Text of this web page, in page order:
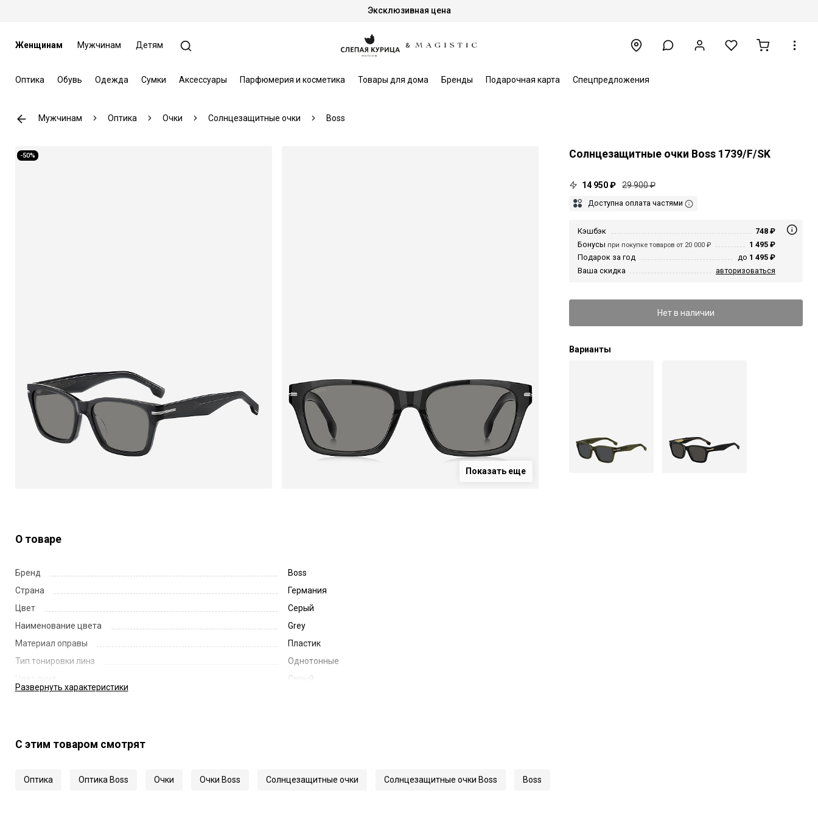
Эксклюзивная цена
Женщинам Мужчинам Детям
Оптика Обувь Одежда Сумки Аксессуары Парфюмерия и косметика Товары для дома Бренды Подарочная карта Спецпредложения
Мужчинам Оптика Очки Солнцезащитные очки Boss
-50%
Показать еще
Солнцезащитные очки Boss 1739/F/SK
14 950 ₽ 29 900 ₽
Доступна оплата частями
Кэшбэк
748 ₽
Бонусы при покупке товаров от 20 000 ₽
1 495 ₽
Подарок за год
до 1 495 ₽
Ваша скидка
авторизоваться
Нет в наличии
Варианты
О товаре
Бренд
Boss
Страна
Германия
Цвет
Серый
Наименование цвета
Grey
Материал оправы
Пластик
Тип тонировки линз
Однотонные
Цвет линз
Серый
Длина заушника
Артикул
1739/F/SK
Развернуть характеристики
С этим товаром смотрят
Оптика Оптика Boss Очки Очки Boss Солнцезащитные очки Солнцезащитные очки Boss Boss